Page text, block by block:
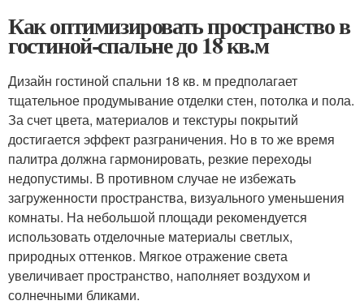
Как оптимизировать пространство в
гостиной-спальне до 18 кв.м
Дизайн гостиной спальни 18 кв. м предполагает
тщательное продумывание отделки стен, потолка и пола.
За счет цвета, материалов и текстуры покрытий
достигается эффект разграничения. Но в то же время
палитра должна гармонировать, резкие переходы
недопустимы. В противном случае не избежать
загруженности пространства, визуального уменьшения
комнаты. На небольшой площади рекомендуется
использовать отделочные материалы светлых,
природных оттенков. Мягкое отражение света
увеличивает пространство, наполняет воздухом и
солнечными бликами.